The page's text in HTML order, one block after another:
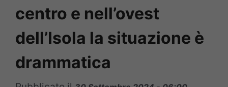
centro e nell’ovest
dell’Isola la situazione è
drammatica